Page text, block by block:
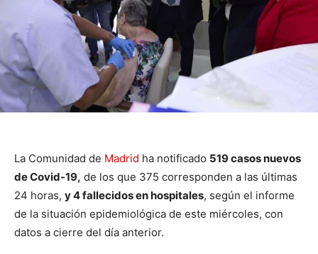
La Comunidad de Madrid ha notificado 519 casos nuevos
de Covid-19, de los que 375 corresponden a las últimas
24 horas, y 4 fallecidos en hospitales, según el informe
de la situación epidemiológica de este miércoles, con
datos a cierre del día anterior.